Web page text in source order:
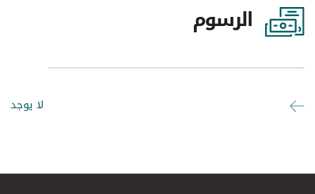
الرسوم
لا يوجد